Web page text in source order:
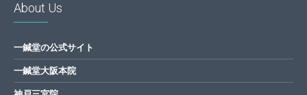
About Us
一鍼堂の公式サイト
一鍼堂大阪本院